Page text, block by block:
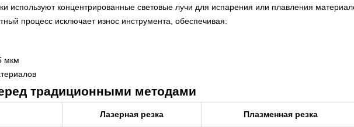
используют концентрированные световые лучи для испарения или плавления
процесс исключает износ инструмента, обеспечивая:
мкм
традиционными методами
Лазерная резка Плазменная резка